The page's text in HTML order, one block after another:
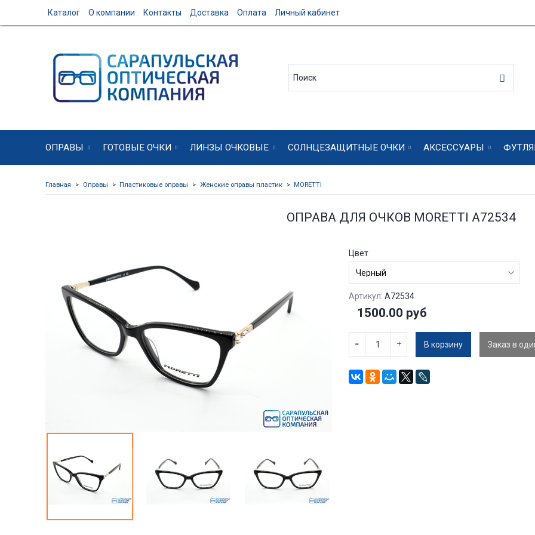
Каталог О компании Контакты Доставка Оплата Личный кабинет
ОПРАВЫ ГОТОВЫЕ ОЧКИ ЛИНЗЫ ОЧКОВЫЕ СОЛНЦЕЗАЩИТНЫЕ ОЧКИ АКСЕССУАРЫ
Главная Оправы Пластиковые оправы Женские оправы пластик MORETTI
ОПРАВА ДЛЯ ОЧКОВ MORETTI A72534
Цвет
Артикул: A72534
1500.00 руб
В корзину Заказ в